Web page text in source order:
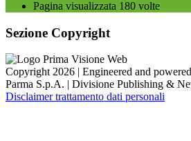
Pagina visualizzata 180 volte
Sezione Copyright
Copyright 2026 | Engineered and
Parma S.p.A. | Divisione Publishing &
Disclaimer trattamento dati personali